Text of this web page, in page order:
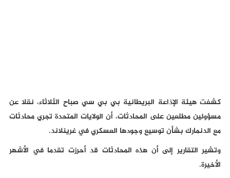
كشفت هيئة الإذاعة البريطانية بي بي سي صباح الثلاثاء، نقلا عن
مسؤولين مطلعين على المحادثات، أن الولايات المتحدة تجري محادثات
مع الدنمارك بشأن توسيع وجودها العسكري في غرينلاند.
وتشير التقارير إلى أن هذه المحادثات قد أحرزت تقدما في الأشهر
الأخيرة.